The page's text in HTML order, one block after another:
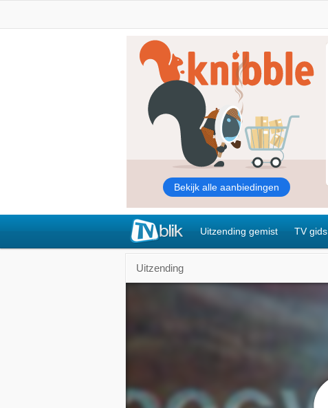
Uitzending gemist TV gids
Uitzending